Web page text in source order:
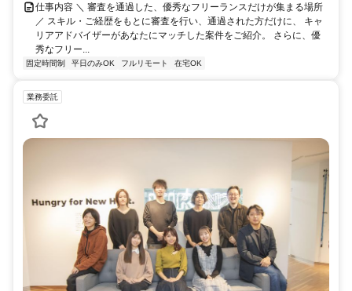
仕事内容 ＼ 審査を通過した、優秀なフリーランスだけが集まる場所
／ スキル・ご経歴をもとに審査を行い、通過された方だけに、 キャ
リアアドバイザーがあなたにマッチした案件をご紹介。 さらに、優
秀なフリー...
固定時間制 平日のみOK フルリモート 在宅OK
業務委託